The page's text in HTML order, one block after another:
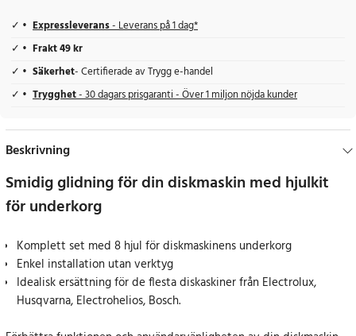
Expressleverans- Leverans på 1 dag*
Frakt 49 kr
Säkerhet- Certifierade av Trygg e-handel
Trygghet- 30 dagars prisgaranti - Över 1 miljon nöjda kunder
Beskrivning
Smidig glidning för din diskmaskin med hjulkit
för underkorg
Komplett set med 8 hjul för diskmaskinens underkorg
Enkel installation utan verktyg
Idealisk ersättning för de flesta diskaskiner från Electrolux,
Husqvarna, Electrohelios, Bosch.